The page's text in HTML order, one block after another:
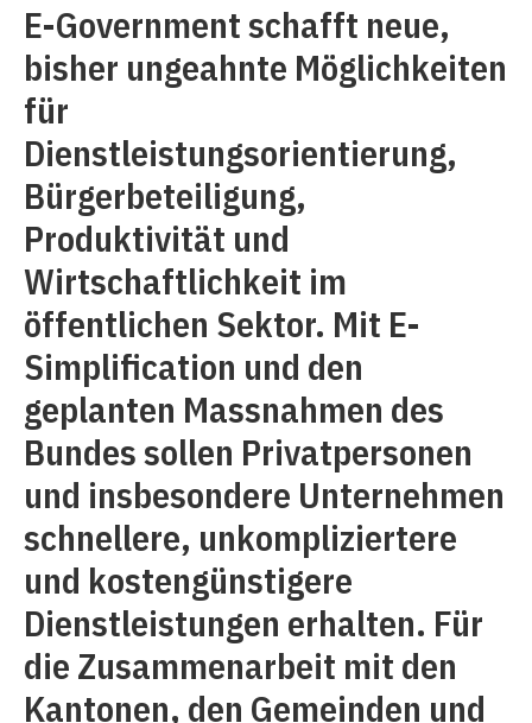
E-Government schafft neue,
bisher ungeahnte Möglichkeiten
für
Dienstleistungsorientierung,
Bürgerbeteiligung,
Produktivität und
Wirtschaftlichkeit im
öffentlichen Sektor. Mit E-
Simplification und den
geplanten Massnahmen des
Bundes sollen Privatpersonen
und insbesondere Unternehmen
schnellere, unkompliziertere
und kostengünstigere
Dienstleistungen erhalten. Für
die Zusammenarbeit mit den
Kantonen, den Gemeinden und